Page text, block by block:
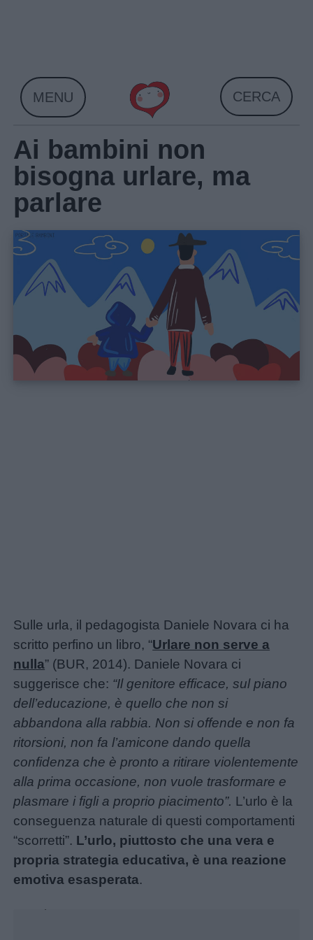
Home
Menu
Schede
didattiche
MENU CERCA
Ai bambini non
bisogna urlare, ma
parlare
Sulle urla, il pedagogista Daniele Novara ci ha
scritto perfino un libro, “Urlare non serve a
nulla” (BUR, 2014). Daniele Novara ci
suggerisce che: “Il genitore efficace, sul piano
dell’educazione, è quello che non si
abbandona alla rabbia. Non si offende e non fa
ritorsioni, non fa l’amicone dando quella
confidenza che è pronto a ritirare violentemente
alla prima occasione, non vuole trasformare e
plasmare i figli a proprio piacimento”. L’urlo è la
conseguenza naturale di questi comportamenti
“scorretti”. L’urlo, piuttosto che una vera e
propria strategia educativa, è una reazione
emotiva esasperata.